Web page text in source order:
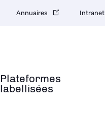
Plateformes
labellisées
Annuaires Intranet